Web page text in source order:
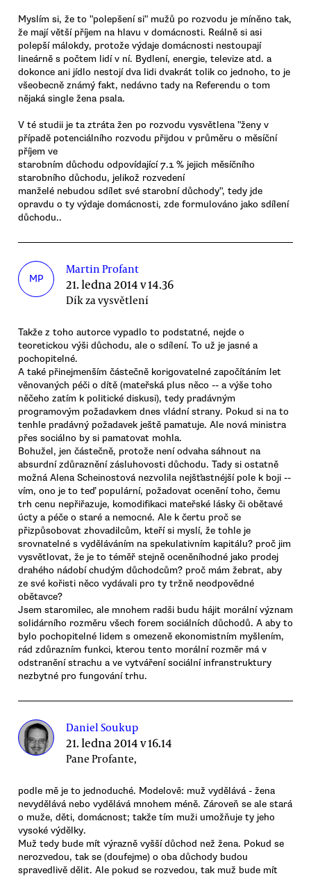
Myslím si, že to "polepšení si" mužů po rozvodu je míněno tak,
že mají větší příjem na hlavu v domácnosti. Reálně si asi
polepší málokdy, protože výdaje domácnosti nestoupají
lineárně s počtem lidí v ní. Bydlení, energie, televize atd. a
dokonce ani jídlo nestojí dva lidi dvakrát tolik co jednoho, to je
všeobecně známý fakt, nedávno tady na Referendu o tom
nějaká single žena psala.
V té studii je ta ztráta žen po rozvodu vysvětlena "ženy v
případě potenciálního rozvodu přijdou v průměru o měsíční
příjem ve
starobním důchodu odpovídající 7.1 % jejich měsíčního
starobního důchodu, jelikož rozvedení
manželé nebudou sdílet své starobní důchody", tedy jde
opravdu o ty výdaje domácnosti, zde formulováno jako sdílení
důchodu..
MP
Martin Profant
21. ledna 2014 v 14.36
Dík za vysvětlení
Takže z toho autorce vypadlo to podstatné, nejde o
teoretickou výši důchodu, ale o sdílení. To už je jasné a
pochopitelné.
A také přinejmenším částečně korigovatelné započítáním let
věnovaných péči o dítě (mateřská plus něco -- a výše toho
něčeho zatím k politické diskusi), tedy pradávným
programovým požadavkem dnes vládní strany. Pokud si na to
tenhle pradávný požadavek ještě pamatuje. Ale nová ministra
přes sociálno by si pamatovat mohla.
Bohužel, jen částečně, protože není odvaha sáhnout na
absurdní zdůraznění zásluhovosti důchodu. Tady si ostatně
možná Alena Scheinostová nezvolila nejšťastnéjší pole k boji --
vím, ono je to teď populární, požadovat ocenění toho, čemu
trh cenu nepřiřazuje, komodifikaci mateřské lásky či obětavé
úcty a péče o staré a nemocné. Ale k čertu proč se
přizpůsobovat zhovadilcům, kteří si myslí, že tohle je
srovnatelné s vyděláváním na spekulativním kapitálu? proč jim
vysvětlovat, že je to téměř stejně oceněníhodné jako prodej
drahého nádobí chudým důchodcům? proč mám žebrat, aby
ze své kořisti něco vydávali pro ty tržně neodpovědné
obětavce?
Jsem staromilec, ale mnohem radši budu hájit morální význam
solidárního rozměru všech forem sociálních důchodů. A aby to
bylo pochopitelné lidem s omezeně ekonomistním myšlením,
rád zdůrazním funkci, kterou tento morální rozměr má v
odstranění strachu a ve vytváření sociální infranstruktury
nezbytné pro fungování trhu.
Daniel Soukup
21. ledna 2014 v 16.14
Pane Profante,
podle mě je to jednoduché. Modelově: muž vydělává - žena
nevydělává nebo vydělává mnohem méně. Zároveň se ale stará
o muže, děti, domácnost; takže tím muži umožňuje ty jeho
vysoké výdělky.
Muž tedy bude mít výrazně vyšší důchod než žena. Pokud se
nerozvedou, tak se (doufejme) o oba důchody budou
spravedlivě dělit. Ale pokud se rozvedou, tak muž bude mít